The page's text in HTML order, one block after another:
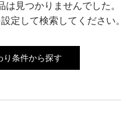
は見つかりませんでした。
定して検索してください。
り条件から探す